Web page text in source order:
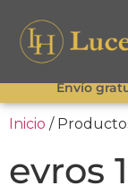
Envío
Inicio /
evros